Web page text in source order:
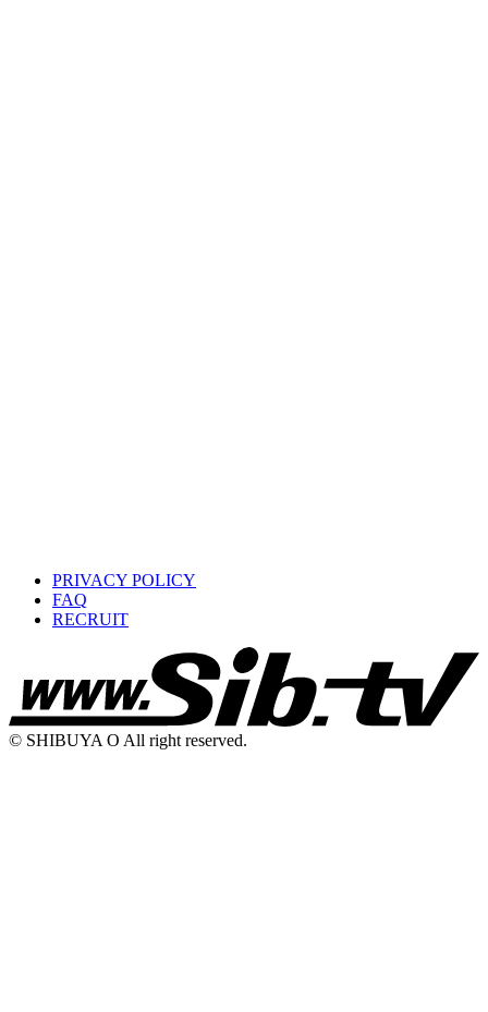
PRIVACY POLICY
FAQ
RECRUIT
© SHIBUYA O All right reserved.